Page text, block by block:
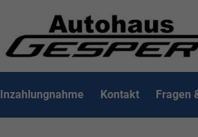
Inzahlungnahme Kontakt Fragen